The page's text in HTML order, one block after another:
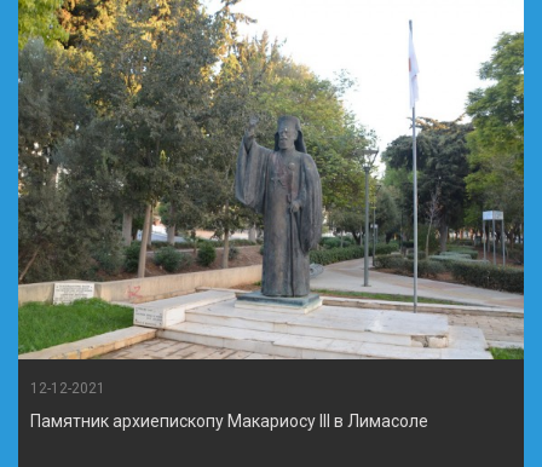
12-12-2021
Памятник архиепископу Макариосу III в Лимасоле